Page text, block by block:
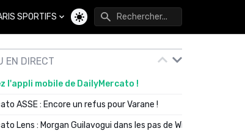
SPORTIFS
Changer de thème
EN DIRECT
l'appli mobile de DailyMercato !
ASSE : Encore un refus pour Varane !
Lens : Morgan Guilavogui dans les pas de Will Still ?